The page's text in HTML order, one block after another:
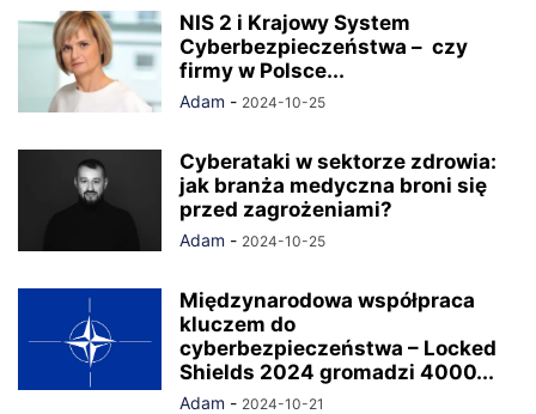
NIS 2 i Krajowy System
Cyberbezpieczeństwa – czy
firmy w Polsce...
Adam - 2024-10-25
Cyberataki w sektorze zdrowia:
jak branża medyczna broni się
przed zagrożeniami?
Adam - 2024-10-25
Międzynarodowa współpraca
kluczem do
cyberbezpieczeństwa – Locked
Shields 2024 gromadzi 4000...
Adam - 2024-10-21